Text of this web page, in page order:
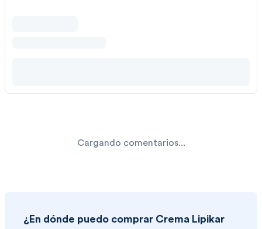
Cargando comentarios...
¿En dónde puedo comprar Crema Lipikar